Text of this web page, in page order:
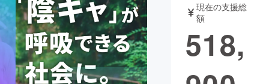
テクノロジー・ガジェット
映像・映画 書籍・雑誌
ビジネス・起業 チャレンジ
現在の支援総
額
518,